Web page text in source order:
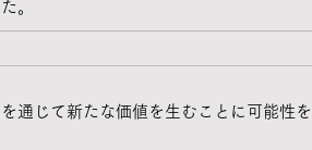
。
通じて新たな価値を生むことに可能性